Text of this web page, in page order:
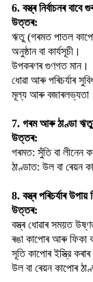
6. বস্ত্ৰ নিৰ্বাচনৰ
উত্তৰ:
ঋতু (গৰমত পাতল
অনুষ্ঠান বা কাৰ্যসূচী।
উপকৰণৰ গুণগত মান।
ধোৱা আৰু পৰিচৰ্যাৰ
মূল্য আৰু বজাৰলভ্যতা।
7. গৰম আৰু ঠাণ্ডা
উত্তৰ:
গৰমত: সুঁতি বা লীনেন
ঠাণ্ডাত: উল বা ৰেয়ন
8. বস্ত্ৰ পৰিচৰ্যাৰ উপায়
উত্তৰ:
বস্ত্ৰ ধোৱাৰ সময়ত
ৰঙা কাপোৰ আৰু ফিকা
সূতি কাপোৰ ইস্ত্রি
উল বা ৰেয়ন কাপোৰ